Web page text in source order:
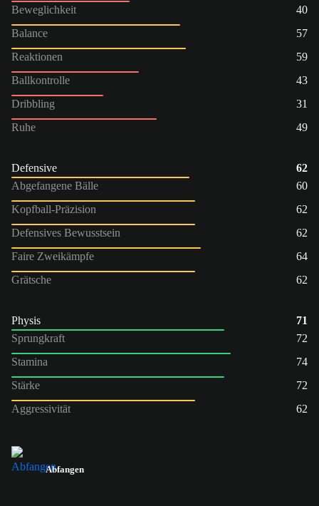
Beweglichkeit
40
Balance
57
Reaktionen
59
Ballkontrolle
43
Dribbling
31
Ruhe
49
Defensive
62
Abgefangene Bälle
60
Kopfball-Präzision
62
Defensives Bewusstsein
62
Faire Zweikämpfe
64
Grätsche
62
Physis
71
Sprungkraft
72
Stamina
74
Stärke
72
Aggressivität
62
Abfangen